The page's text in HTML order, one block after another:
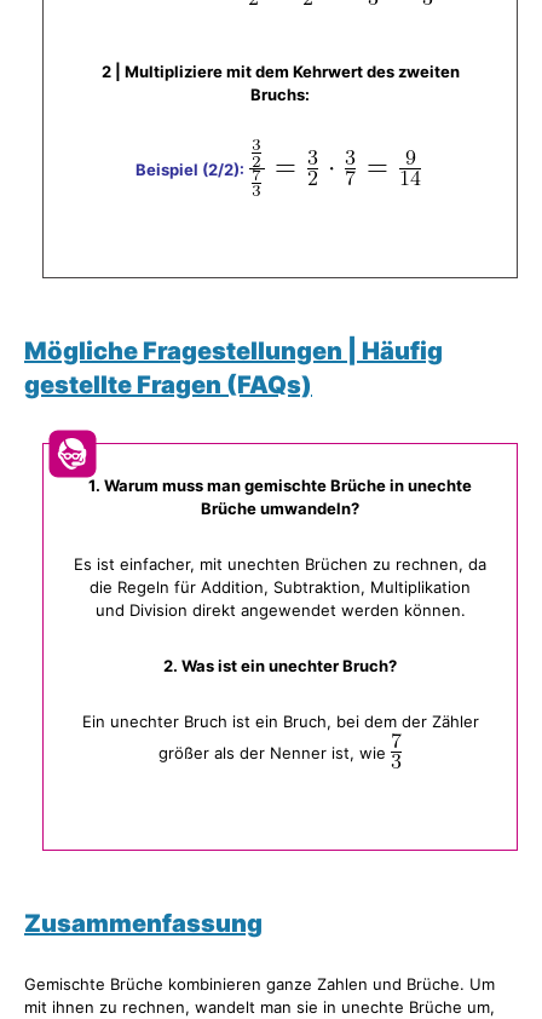
2 | Multipliziere mit dem Kehrwert des zweiten
Bruchs:
Beispiel (2/2):
Mögliche Fragestellungen | Häufig
gestellte Fragen (FAQs)
1. Warum muss man gemischte Brüche in unechte
Brüche umwandeln?
Es ist einfacher, mit unechten Brüchen zu rechnen, da
die Regeln für Addition, Subtraktion, Multiplikation
und Division direkt angewendet werden können.
2. Was ist ein unechter Bruch?
Ein unechter Bruch ist ein Bruch, bei dem der Zähler
größer als der Nenner ist, wie
Zusammenfassung
Gemischte Brüche kombinieren ganze Zahlen und Brüche. Um
mit ihnen zu rechnen, wandelt man sie in unechte Brüche um,